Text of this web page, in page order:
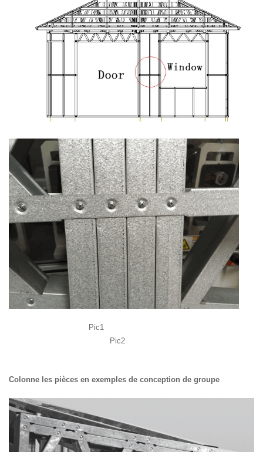
Pic1
Pic2
Colonne les pièces en exemples de conception de groupe